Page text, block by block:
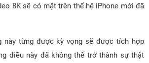
8K sẽ có mặt trên thế hệ iPhone mới đã
này từng được kỳ vọng sẽ được tích hợp
điều này đã không thể trở thành sự thật